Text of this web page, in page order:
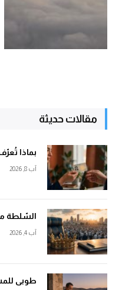
مقالات حديثة
بماذا
آب 8, 2026
السّلطة
آب 4, 2026
طوبى